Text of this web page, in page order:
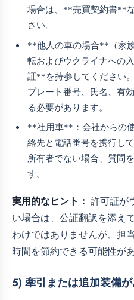
場合は、**売買契約書**
さい。
**他人の車の場合**（家
転およびウクライナへの
証**を持参してください
プレート番号、氏名、有
る必要があります。
**社用車**：会社からの
絡先と電話番号を携行し
所有者でない場合、質問
す。
実用的なヒント： 許可証が
い場合は、公証翻訳を添え
わけではありませんが、担
時間を節約できる可能性が
5) 牽引または追加装備